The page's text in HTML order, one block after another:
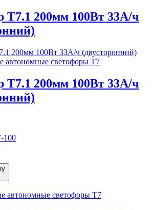
Т7.1 200мм 100Вт 33А/ч
автономные светофоры Т7
Т7.1 200мм 100Вт 33А/ч
100
автономные светофоры Т7